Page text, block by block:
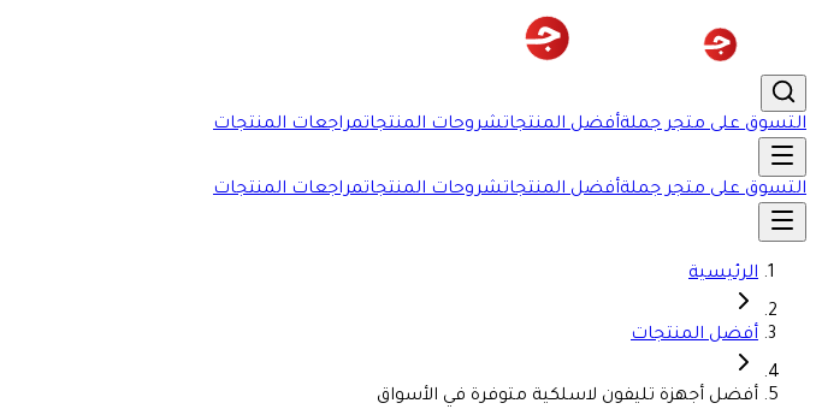
التسوق على متجر جملةأفضل المنتجاتشروحات المنتجاتمراجعات المنتجات
التسوق على متجر جملةأفضل المنتجاتشروحات المنتجاتمراجعات المنتجات
الرئيسية
أفضل المنتجات
أفضل أجهزة تليفون لاسلكية متوفرة في الأسواق